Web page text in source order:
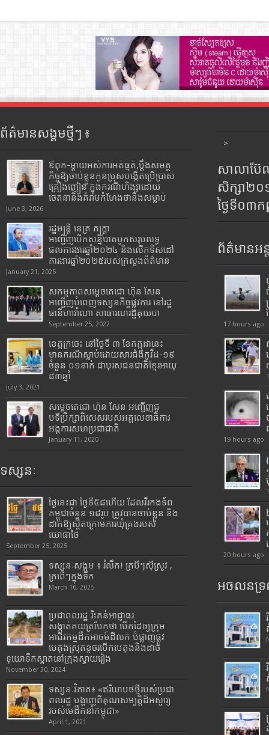
ព័ត៌មានសង្គមថ្មីៗ ៖
ឪពុក-ម្ដាយអស់ការអត់ធ្មត់,ប្ដឹងសមត្ថ
កិច្ចឱ្យចាប់ខ្លួនកូនប្រុសបង្កើតប្រើប្រាស់
គ្រឿងញៀន ក្នុងករណីហិង្សាដោយ
ចេតនានិងគំរាមកំហែងថានឹងសម្លាប់
June 3, 2026
រដ្ឋមន្រ្តី​ នេត្រ​ ភក្ត្រា​
អញ្ជើញបើកសន្និបាតបូកសរុបលទ្ធ
ផលការងារឆ្នាំ២០២៤ និងលើកទិសដៅ
ការងារឆ្នាំ២០២៥របស់​ក្រសួង​ព័ត៌មាន​
January 21, 2025
សកម្មភាពសម្តេចតេជោ ហ៊ុន សែន
អញ្ជើញបំពេញទស្សនកិច្ចផ្លូវការ នៅរដ្ឋ
ធានីហាវ៉ាណា សាធារណរដ្ឋគុយបា
September 25, 2022
ខេត្តក្រចេះ នៅថ្ងៃទី ៣ ខែកក្កដានេះ
មានករណីស្លាប់ដោយសារជំងឺកូវីដ-១៩
ចំនួន ០១នាក់ ជាបុរសជនជាតិខ្មែរអាយុ
៨៣ឆ្នាំ
July 3, 2021
សម្តេចតេជោ ហ៊ុន សែន អញ្ជើញជួ
បទីប្រឹក្សាពិសេសរបស់អគ្គលេខាធិការ
អង្គការសហប្រជាជាតិ
January 11, 2020
ទស្សនៈ
ថ្ងៃនេះជា ថ្ងៃទី៥៨ហើយ ដែលវីរកងទ័ព
កម្ពុជាចំនួន ១៨រូប ត្រូវបានចាប់ខ្លួន និង
ដាក់ឱ្យស្ថិតក្រោមការឃុំគ្រងរបស់
យោធាថៃ
September 25, 2025
ទស្សនៈសង្គម ៖ រំលឹក! ក្របីៗស៊ីស្រូវ ,
ក្រពើៗក្នុងទឹក
March 16, 2025
ប្រជាពលរដ្ឋ រិះគន់អាជ្ញាធរ
សង្កាត់គយត្របែកថា បើកដៃឲ្យក្រុម
អាជីវកម្មដឹកអាចម៍ដីលក់ បំផ្លាញផ្លូវ
បេតុងស្រុតខូចរបើកបេតុងនិងដាច់
ទុយោទឹកស្អាតនៅក្រុងស្វាយរៀង
November 30, 2024
ទស្សនៈវិភាគ៖ «ឥរិយាបថថ្មីរបស់ប្រជា
ពលរដ្ឋ បង្ហាញពីគុណសម្បត្តិដ៏អស្ចារ្យ
របស់មេដឹកនាំកម្ពុជា»
April 1, 2021
>
សាលាប៊ែ
សិក្សា២
ថ្ងៃទី០៣
ព័ត៌មានអន្
17 hours ago
19 hours ago
20 hours ago
អចលនទ្រ